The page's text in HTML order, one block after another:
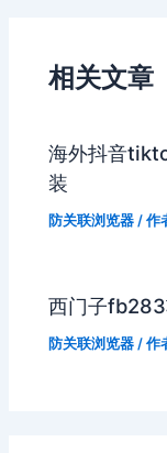
相关文章
海外抖音
装
防关联浏览器 / 作
西门子
防关联浏览器 / 作